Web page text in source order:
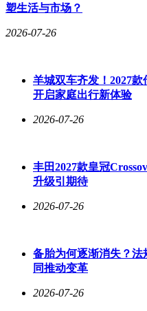
塑生活与市场？
2026-07-26
羊城双车齐发！2027
开启家庭出行新体验
2026-07-26
丰田2027款皇冠
升级引期待
2026-07-26
备胎为何逐渐消失？
同推动变革
2026-07-26